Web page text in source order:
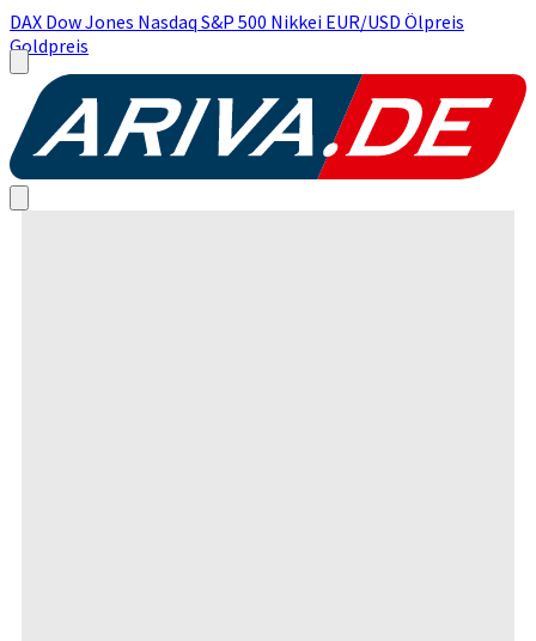
DAX Dow Jones Nasdaq S&P 500 Nikkei EUR/USD Ölpreis
Goldpreis